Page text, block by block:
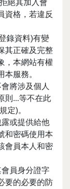
絕其加入會
資格，若違反
錄資料)有變
其正確及完整
，本網站有權
服務。
將涉及個人
則...等不在此
定)。
或提供給他
和密碼使用本
會員本人和密
員身分證字
要的必要的防